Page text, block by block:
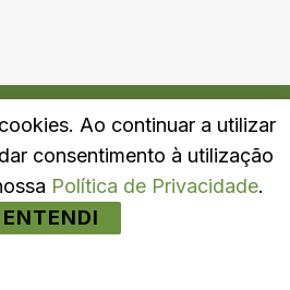
Política de Privacidade
Ao continuar a utilizar
consentimento à utilização
Política de Privacidade.
ENTENDI